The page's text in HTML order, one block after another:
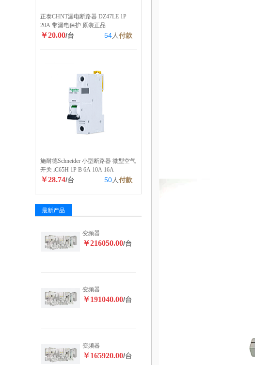
正泰CHNT漏电断路器 DZ47LE 1P
20A 带漏电保护 原装正品
￥20.00/台 54人付款
施耐德Schneider 小型断路器 微型空气
开关 iC65H 1P B 6A 10A 16A
￥28.74/台 50人付款
最新产品
变频器
￥216050.00/台
变频器
￥191040.00/台
变频器
￥165920.00/台